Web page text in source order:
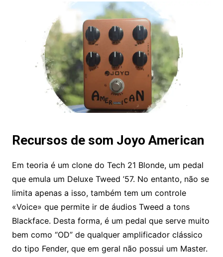
Recursos de som Joyo American
Em teoria é um clone do Tech 21 Blonde, um pedal
que emula um Deluxe Tweed ’57. No entanto, não se
limita apenas a isso, também tem um controle
«Voice» que permite ir de áudios Tweed a tons
Blackface. Desta forma, é um pedal que serve muito
bem como “OD” de qualquer amplificador clássico
do tipo Fender, que em geral não possui um Master.